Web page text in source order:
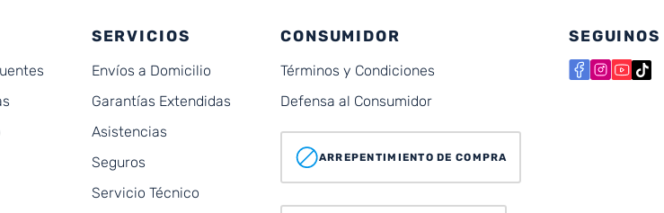
SERVICIOS
Envíos a Domicilio
Garantías Extendidas
Asistencias
Seguros
Servicio Técnico
CONSUMIDOR
Términos y Condiciones
Defensa al Consumidor
ARREPENTIMIENTO DE COMPRA
SEGUINOS